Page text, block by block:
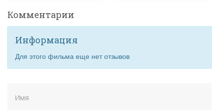
Комментарии
Информация
Для этого фильма еще нет отзывов